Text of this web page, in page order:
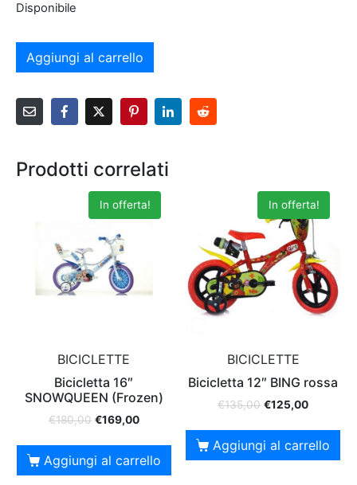
Disponibile
Aggiungi al carrello
Prodotti correlati
In offerta!
BICICLETTE
Bicicletta 16″
SNOWQUEEN (Frozen)
€180,00 €169,00
Aggiungi al carrello
In offerta!
BICICLETTE
Bicicletta 12″ BING rossa
€135,00 €125,00
Aggiungi al carrello